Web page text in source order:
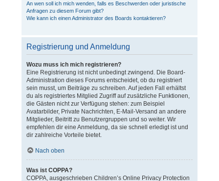
An wen soll ich mich wenden, falls es Beschwerden oder juristische
Anfragen zu diesem Forum gibt?
Wie kann ich einen Administrator des Boards kontaktieren?
Registrierung und Anmeldung
Wozu muss ich mich registrieren?
Eine Registrierung ist nicht unbedingt zwingend. Die Board-
Administration dieses Forums entscheidet, ob du registriert
sein musst, um Beiträge zu schreiben. Auf jeden Fall erhältst
du als registriertes Mitglied Zugriff auf zusätzliche Funktionen,
die Gästen nicht zur Verfügung stehen: zum Beispiel
Avatarbilder, Private Nachrichten, E-Mail-Versand an andere
Mitglieder, Beitritt zu Benutzergruppen und so weiter. Wir
empfehlen dir eine Anmeldung, da sie schnell erledigt ist und
dir zahlreiche Vorteile bietet.
Nach oben
Was ist COPPA?
COPPA, ausgeschrieben Children’s Online Privacy Protection